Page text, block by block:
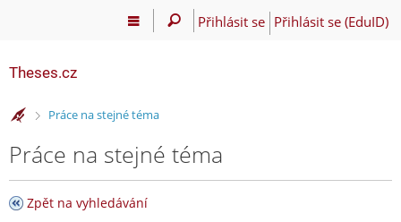
Přihlásit se Přihlásit se (EduID)
Theses.cz
>Práce na stejné téma
Práce na stejné téma
Zpět na vyhledávání